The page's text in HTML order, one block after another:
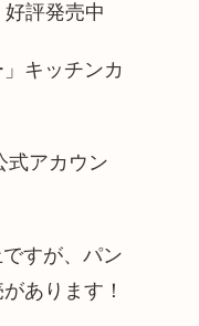
好評発売中
」キッチンカ
式アカウン
すが、パン
あります！